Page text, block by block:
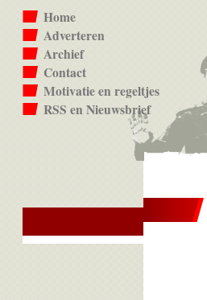
Home
Adverteren
Archief
Contact
Motivatie en regeltjes
RSS en Nieuwsbrief